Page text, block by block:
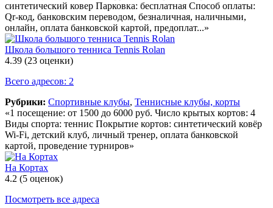
синтетический ковер Парковка: бесплатная Способ оплаты:
Qr-код, банковским переводом, безналичная, наличными,
онлайн, оплата банковской картой, предоплат...»
Школа большого тенниса Tennis Rolan
4.39 (23 оценки)
Всего адресов: 2
Рубрики: Спортивные клубы, Теннисные клубы, корты
«1 посещение: от 1500 до 6000 руб. Число крытых кортов: 4
Виды спорта: теннис Покрытие кортов: синтетический ковёр
Wi-Fi, детский клуб, личный тренер, оплата банковской
картой, проведение турниров»
На Кортах
4.2 (5 оценок)
Посмотреть все адреса